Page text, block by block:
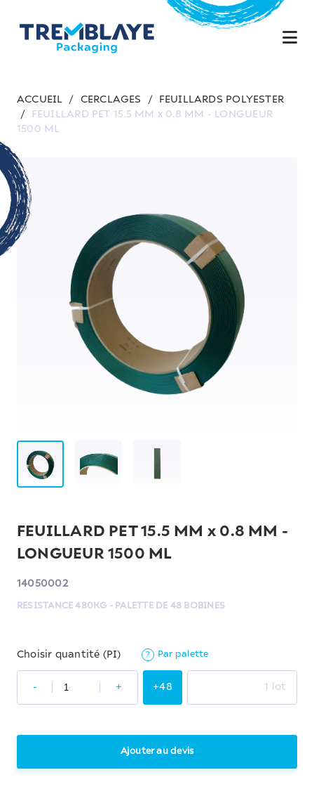
ACCUEIL / CERCLAGES /
FEUILLARDS POLYESTER
/
FEUILLARD PET 15.5 MM x 0.8 MM - LONGUEUR
1500 ML
FEUILLARD PET 15.5 MM x 0.8 MM -
LONGUEUR 1500 ML
14050002
RESISTANCE 480KG - PALETTE DE 48 BOBINES
Choisir quantité (PI) ? Par palette
- + +48 1 lot
Ajouter au devis